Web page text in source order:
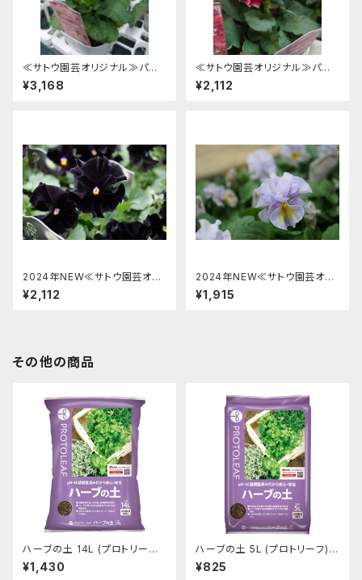
≪サトウ園芸オリジナル≫パン
ジー「 ローブ･ドゥ･アントワネッ
ト」見計らい3株 [サイズ: 3.5号
¥3,168
≪サトウ園芸オリジナル≫パン
ジー「 ソワレ」見計らい2株 [サ
イズ: 3.5号pot]
¥2,112
2024年NEW≪サトウ園芸オリ
ジナル≫パンジー「シュヴァリ
エ･ドゥ･リュンヌ」見計らい2株
¥2,112
2024年NEW≪サトウ園芸オリ
ジナル≫ビオラ プチトリアノン
「ローランサングレー」見計らい2
¥1,915
その他の商品
ハーブの土 14L (プロトリーフ)
[サイズ: 370mmx500mmx7
0mm]
¥1,430
ハーブの土 5L (プロトリーフ)
[サイズ: 240mmx360mmx6
0mm]
¥825